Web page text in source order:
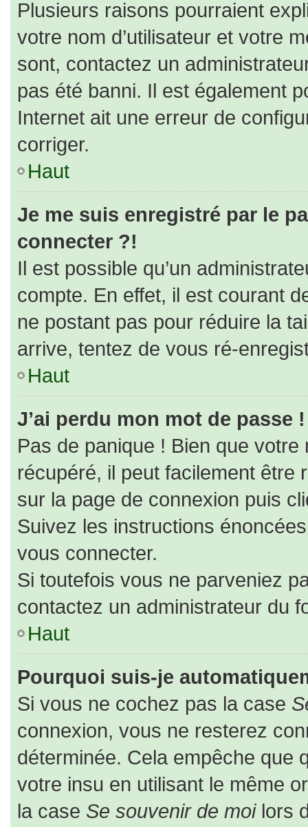
Plusieurs raisons pourraient
votre nom d’utilisateur et votre
sont, contactez un
pas été banni. Il est également
Internet ait une erreur de
corriger.
Haut
Je me suis enregistré par le
connecter ?!
Il est possible qu’un
compte. En effet, il est courant
ne postant pas pour réduire la
arrive, tentez de vous ré-
Haut
J’ai perdu mon mot de passe !
Pas de panique ! Bien que
récupéré, il peut facilement être
sur la page de connexion puis
Suivez les instructions
vous connecter.
Si toutefois vous ne parveniez
contactez un administrateur du
Haut
Pourquoi suis-je
Si vous ne cochez pas la case
connexion, vous ne resterez
déterminée. Cela empêche que
votre insu en utilisant le même
la case Se souvenir de moilors